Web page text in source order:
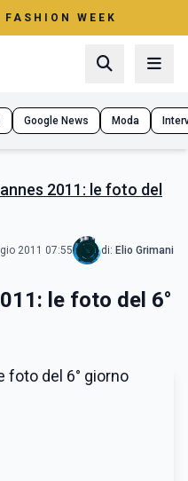
WEEK
Google News Moda
2011: le foto del
2011 07:55 di: Elio Grimani
le foto del 6°